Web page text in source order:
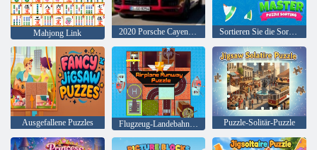
Mahjong Link 2020 Porsche Cayenne GTS Sortieren Sie die Sortierung des Master-Puzzles
Ausgefallene Puzzles Flugzeug-Landebahn-Puzzle Puzzle-Solitär-Puzzle